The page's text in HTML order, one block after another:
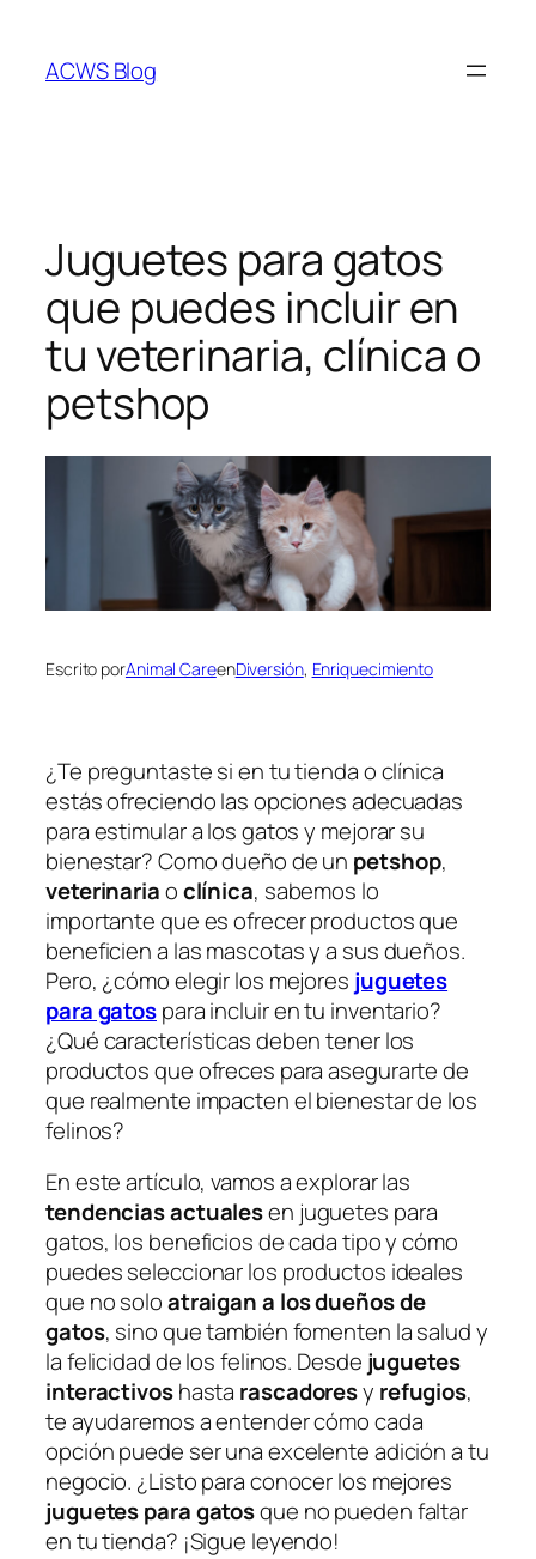
contenido
ACWS Blog
Juguetes para gatos
que puedes incluir en
tu veterinaria, clínica o
petshop
Escrito porAnimal CareenDiversión, Enriquecimiento
¿Te preguntaste si en tu tienda o clínica
estás ofreciendo las opciones adecuadas
para estimular a los gatos y mejorar su
bienestar? Como dueño de un petshop,
veterinariaoclínica, sabemos lo
importante que es ofrecer productos que
beneficien a las mascotas y a sus dueños.
Pero, ¿cómo elegir los mejores juguetes
para gatospara incluir en tu inventario?
¿Qué características deben tener los
productos que ofreces para asegurarte de
que realmente impacten el bienestar de los
felinos?
En este artículo, vamos a explorar las
tendencias actualesen juguetes para
gatos, los beneficios de cada tipo y cómo
puedes seleccionar los productos ideales
que no soloatraigan a los dueños de
gatos, sino que también fomenten la salud y
la felicidad de los felinos. Desde juguetes
interactivoshasta rascadoresy refugios,
te ayudaremos a entender cómo cada
opción puede ser una excelente adición a tu
negocio. ¿Listo para conocer los mejores
juguetes para gatosque no pueden faltar
en tu tienda? ¡Sigue leyendo!